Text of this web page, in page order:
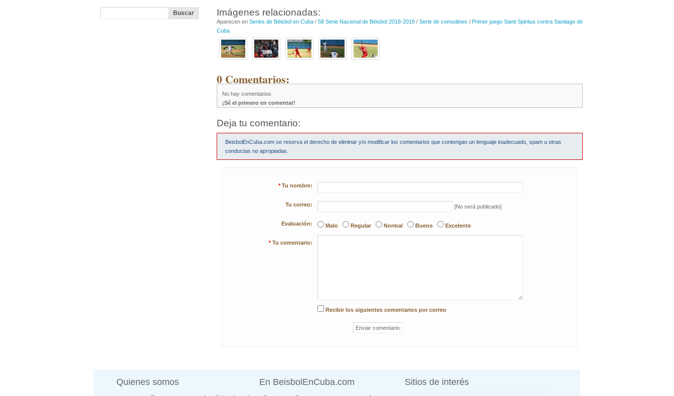
Imágenes relacionadas:
Aparecen en Series de Béisbol en Cuba / 58 Serie Nacional de Béisbol 2018-2019 / Serie de comodines / Primer juego Santi Spiritus contra Santiago de
Cuba
0 Comentarios:
No hay comentarios
¡Sé el primero en comentar!
Deja tu comentario:
BeisbolEnCuba.com se reserva el derecho de eliminar y/o modificar los comentarios que contengan un lenguaje inadecuado, spam u otras
conductas no apropiadas.
* Tu nombre:
Tu correo: [No será publicado]
Evaluación: Malo Regular Normal Bueno Excelente
* Tu comentario:
Recibir los siguientes comentarios por correo
Quienes somos En BeisbolEnCuba.com Sitios de interés